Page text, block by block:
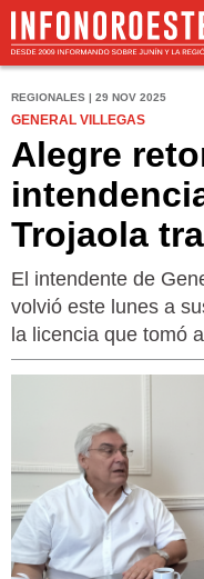
REGIONALES | 29 NOV 2025
GENERAL VILLEGAS
Alegre
Trojaola
El intendente de
volvió este lunes a
la licencia que tomó